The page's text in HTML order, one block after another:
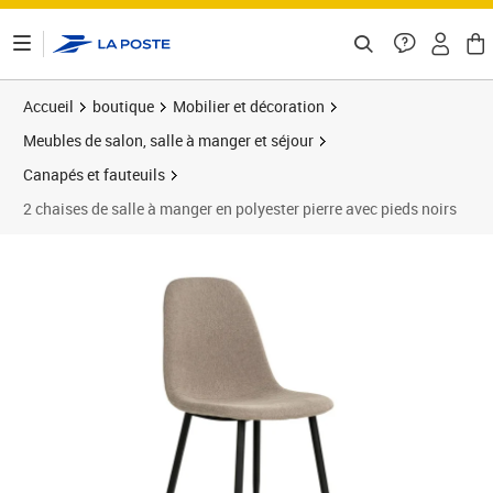
Accueil boutique
Mobilier et décoration
Meubles de salon, salle à manger et séjour
Canapés et fauteuils
2 chaises de salle à manger en polyester pierre avec pieds noirs